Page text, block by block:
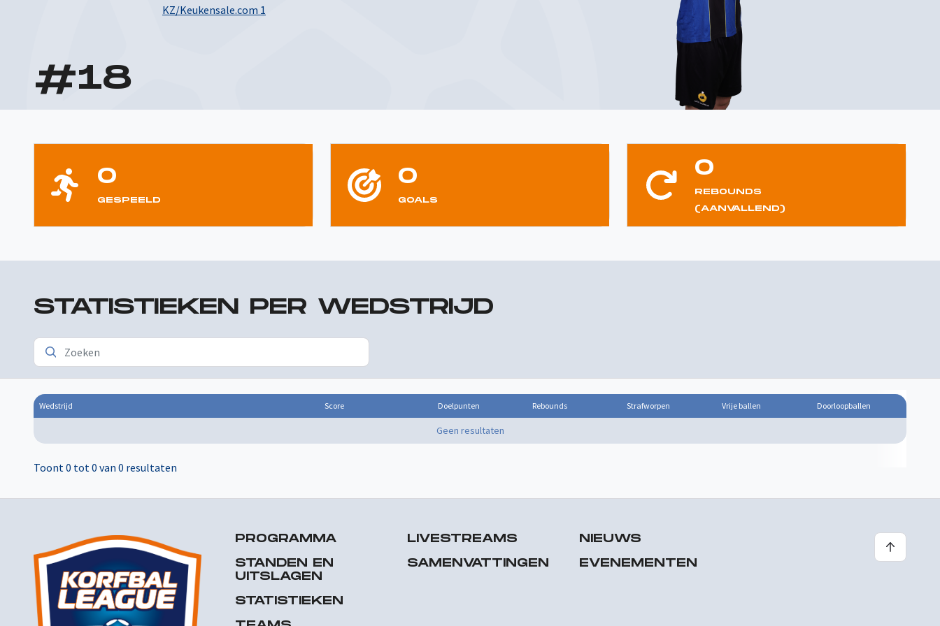
KZ/Keukensale.com 1
#18
0
GESPEELD
0
GOALS
0
REBOUNDS
(AANVALLEND)
STATISTIEKEN PER WEDSTRIJD
Wedstrijd Score Doelpunten Rebounds Strafworpen Vrije ballen Doorloopballen
Geen resultaten
Toont 0 tot 0 van 0 resultaten
PROGRAMMA
STANDEN EN
UITSLAGEN
STATISTIEKEN
LIVESTREAMS
SAMENVATTINGEN
NIEUWS
EVENEMENTEN